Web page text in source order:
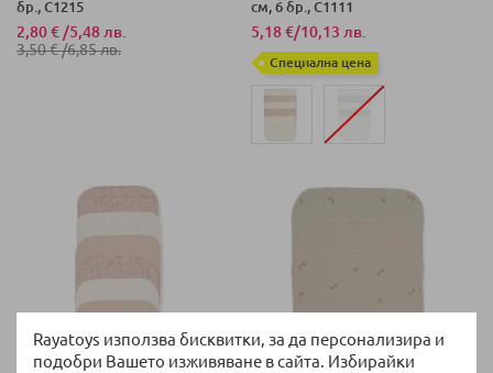
Rayatoys използва бисквитки, за да персонализира и
подобри Вашето изживяване в сайта. Избирайки
бр., C1215
2,80 €/5,48 лв.
3,50 €/6,85 лв.
см, 6 бр., C1111
5,18 €/10,13 лв.
Специална цена